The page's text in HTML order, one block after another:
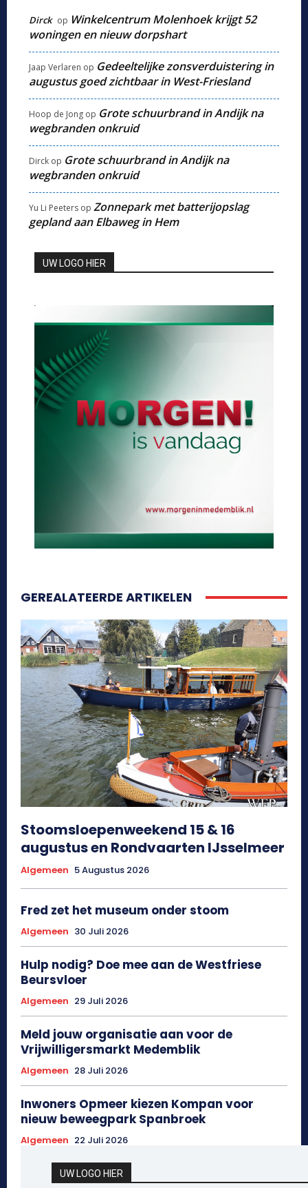
Dirck op Winkelcentrum Molenhoek krijgt 52
woningen en nieuw dorpshart
Jaap Verlaren op Gedeeltelijke zonsverduistering in
augustus goed zichtbaar in West-Friesland
Hoop de Jong op Grote schuurbrand in Andijk na
wegbranden onkruid
Dirck op Grote schuurbrand in Andijk na
wegbranden onkruid
Yu Li Peeters op Zonnepark met batterijopslag
gepland aan Elbaweg in Hem
UW LOGO HIER
GEREALATEERDE ARTIKELEN
Stoomsloepenweekend 15 & 16
augustus en Rondvaarten IJsselmeer
Algemeen 5 Augustus 2026
Fred zet het museum onder stoom
Algemeen 30 Juli 2026
Hulp nodig? Doe mee aan de Westfriese
Beursvloer
Algemeen 29 Juli 2026
Meld jouw organisatie aan voor de
Vrijwilligersmarkt Medemblik
Algemeen 28 Juli 2026
Inwoners Opmeer kiezen Kompan voor
nieuw beweegpark Spanbroek
Algemeen 22 Juli 2026
UW LOGO HIER